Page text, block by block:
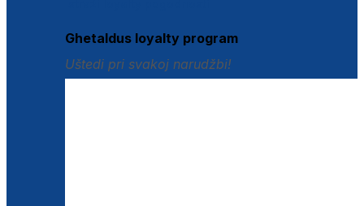
Ghetaldus loyalty program
Uštedi pri svakoj narudžbi!